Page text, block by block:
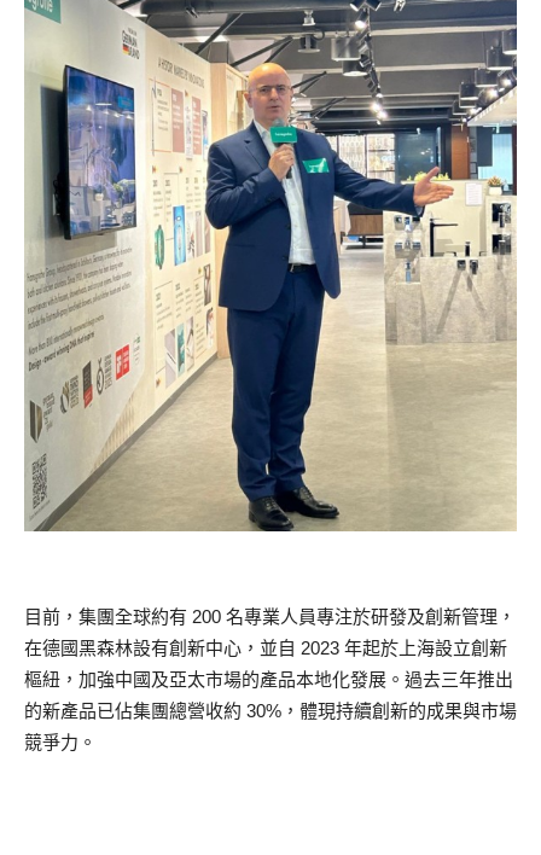
目前，集團全球約有 200 名專業人員專注於研發及創新管理，
在德國黑森林設有創新中心，並自 2023 年起於上海設立創新
樞紐，加強中國及亞太市場的產品本地化發展。過去三年推出
的新產品已佔集團總營收約 30%，體現持續創新的成果與市場
競爭力。